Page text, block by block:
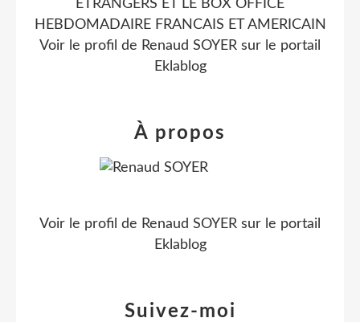
ETRANGERS ET LE BOX OFFICE
HEBDOMADAIRE FRANCAIS ET AMERICAIN
Voir le profil de Renaud SOYER sur le portail
Eklablog
Suivez-moi
À propos
Voir le profil de Renaud SOYER sur le portail
Eklablog